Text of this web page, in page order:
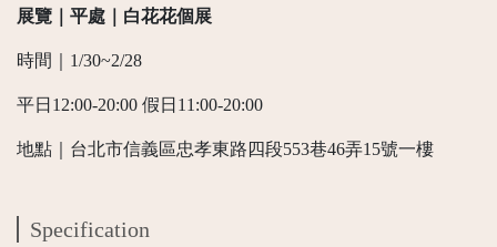
展覽｜平處｜白花花個展
時間｜1/30~2/28
平日12:00-20:00 假日11:00-20:00
地點｜台北市信義區忠孝東路四段553巷46弄15號一樓
Specification